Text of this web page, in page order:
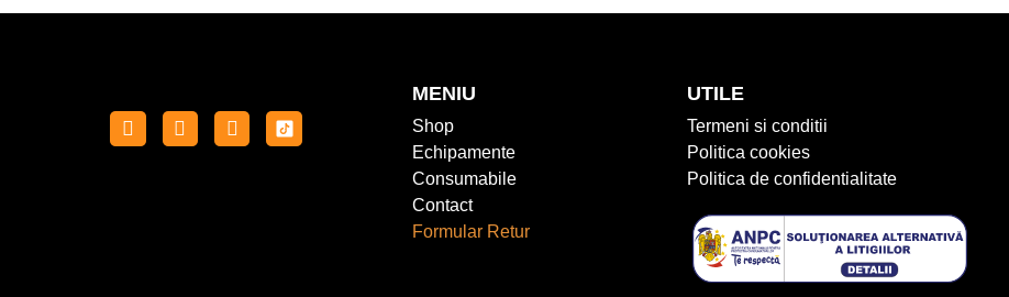
MENIU
Shop
Echipamente
Consumabile
Contact
Formular Retur
UTILE
Termeni si conditii
Politica cookies
Politica de confidentialitate